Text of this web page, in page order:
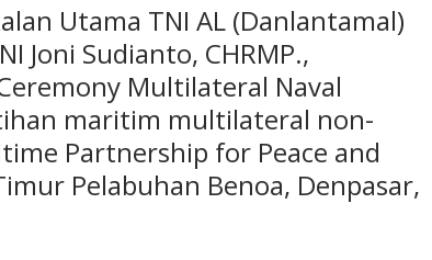
Utama TNI AL (Danlantamal)
Joni Sudianto, CHRMP.,
Multilateral Naval
maritim multilateral non-
Partnership for Peace and
Pelabuhan Benoa, Denpasar,